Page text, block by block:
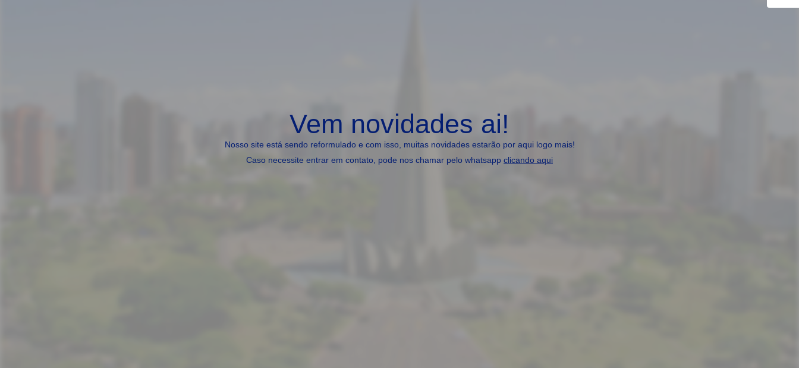
Vem novidades ai!
Nosso site está sendo reformulado e com isso, muitas novidades estarão por aqui logo mais!
Caso necessite entrar em contato, pode nos chamar pelo whatsapp clicando aqui